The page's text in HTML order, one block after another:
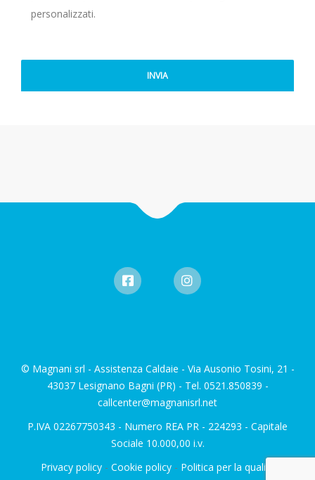
personalizzati.
© Magnani srl - Assistenza Caldaie - Via Ausonio Tosini, 21 -
43037 Lesignano Bagni (PR) - Tel. 0521.850839 -
callcenter@magnanisrl.net
P.IVA 02267750343 - Numero REA PR - 224293 - Capitale
Sociale 10.000,00 i.v.
Privacy policy- Cookie policy- Politica per la qualità